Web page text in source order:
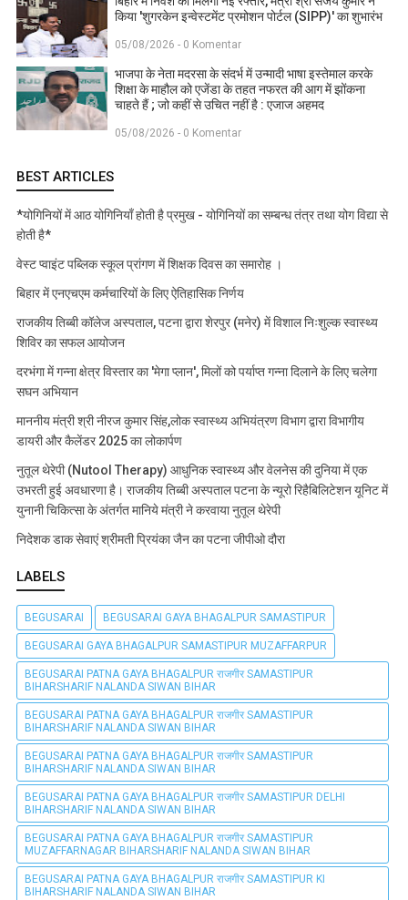
किया 'शुगरकेन इन्वेस्टमेंट प्रमोशन पोर्टल (SIPP)' का शुभारंभ
05/08/2026 - 0 Komentar
भाजपा के नेता मदरसा के संदर्भ में उन्मादी भाषा इस्तेमाल करके
शिक्षा के माहौल को एजेंडा के तहत नफरत की आग में झोंकना
चाहते हैं ; जो कहीं से उचित नहीं है : एजाज अहमद
05/08/2026 - 0 Komentar
BEST ARTICLES
*योगिनियों में आठ योगिनियाँ होती है प्रमुख - योगिनियों का सम्बन्ध तंत्र तथा योग विद्या से
होती है*
वेस्ट प्वाइंट पब्लिक स्कूल प्रांगण में शिक्षक दिवस का समारोह ।
बिहार में एनएचएम कर्मचारियों के लिए ऐतिहासिक निर्णय
राजकीय तिब्बी कॉलेज अस्पताल, पटना द्वारा शेरपुर (मनेर) में विशाल निःशुल्क स्वास्थ्य
शिविर का सफल आयोजन
दरभंगा में गन्ना क्षेत्र विस्तार का 'मेगा प्लान', मिलों को पर्याप्त गन्ना दिलाने के लिए चलेगा
सघन अभियान
माननीय मंत्री श्री नीरज कुमार सिंह,लोक स्वास्थ्य अभियंत्रण विभाग द्वारा विभागीय
डायरी और कैलेंडर 2025 का लोकार्पण
नुतूल थेरेपी (Nutool Therapy) आधुनिक स्वास्थ्य और वेलनेस की दुनिया में एक
उभरती हुई अवधारणा है। राजकीय तिब्बी अस्पताल पटना के न्यूरो रिहैबिलिटेशन यूनिट में
युनानी चिकित्सा के अंतर्गत मानिये मंत्री ने करवाया नुतूल थेरेपी
निदेशक डाक सेवाएं श्रीमती प्रियंका जैन का पटना जीपीओ दौरा
LABELS
BEGUSARAI BEGUSARAI GAYA BHAGALPUR SAMASTIPUR
BEGUSARAI GAYA BHAGALPUR SAMASTIPUR MUZAFFARPUR
BEGUSARAI PATNA GAYA BHAGALPUR राजगीर SAMASTIPUR
BIHARSHARIF NALANDA SIWAN BIHAR
BEGUSARAI PATNA GAYA BHAGALPUR राजगीर SAMASTIPUR
BIHARSHARIF NALANDA SIWAN BIHAR
BEGUSARAI PATNA GAYA BHAGALPUR राजगीर SAMASTIPUR
BIHARSHARIF NALANDA SIWAN BIHAR
BEGUSARAI PATNA GAYA BHAGALPUR राजगीर SAMASTIPUR DELHI
BIHARSHARIF NALANDA SIWAN BIHAR
BEGUSARAI PATNA GAYA BHAGALPUR राजगीर SAMASTIPUR
MUZAFFARNAGAR BIHARSHARIF NALANDA SIWAN BIHAR
BEGUSARAI PATNA GAYA BHAGALPUR राजगीर SAMASTIPUR KI
BIHARSHARIF NALANDA SIWAN BIHAR